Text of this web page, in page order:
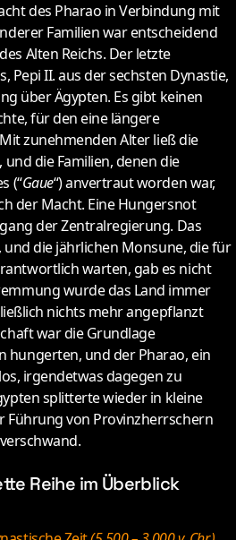
des Pharao in Verbindung mit
Familien war entscheidend
Alten Reichs. Der letzte
Pepi II. aus der sechsten Dynastie,
über Ägypten. Es gibt keinen
für den eine längere
zunehmenden Alter ließ die
die Familien, denen die
(“Gaue“) anvertraut worden war,
der Macht. Eine Hungersnot
der Zentralregierung. Das
die jährlichen Monsune, die für
warten, gab es nicht
wurde das Land immer
nichts mehr angepflanzt
war die Grundlage
hungerten, und der Pharao, ein
irgendetwas dagegen zu
splitterte wieder in kleine
Führung von Provinzherrschern
Reihe im Überblick